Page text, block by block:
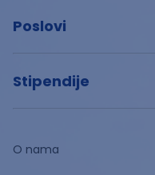
Poslovi
Stipendije
O nama